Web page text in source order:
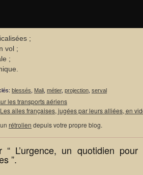
;
vol ;
;
blessés Mali métier, projection serval
les transports aériens
Les ailes françaises, jugées par leurs alliées, en
rétrolien depuis votre propre blog.
“ L’urgence, un quotidien pour
”.